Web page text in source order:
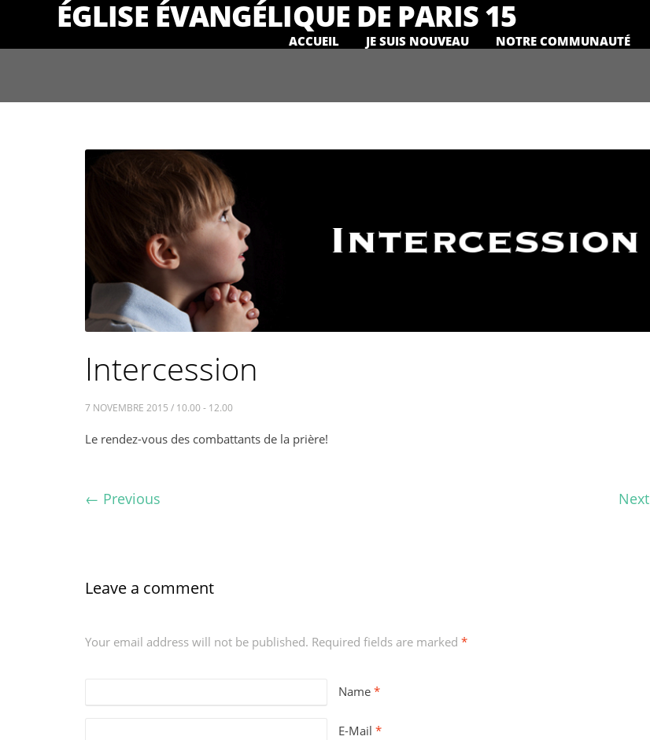
ÉGLISE ÉVANGÉLIQUE DE PARIS 15
ACCUEIL JE SUIS NOUVEAU NOTRE COMMUNAUTÉ
Intercession
7 NOVEMBRE 2015 / 10.00 - 12.00
Le rendez-vous des combattants de la prière!
← Previous Next
Leave a comment
Your email address will not be published. Required fields are marked *
Name *
E-Mail *